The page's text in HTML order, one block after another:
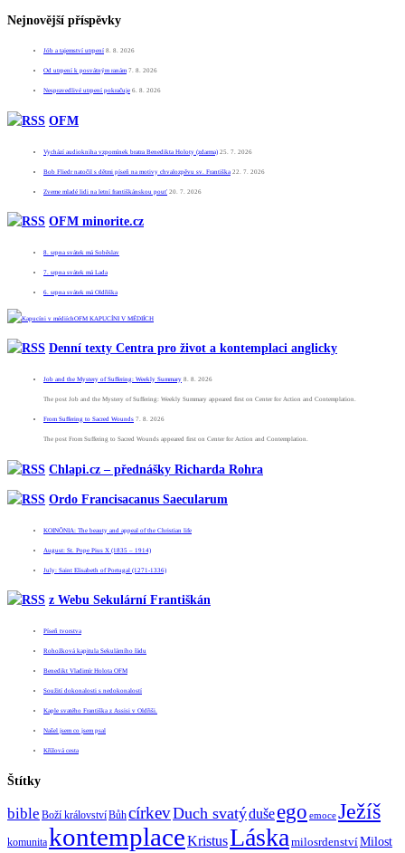
Nejnovější příspěvky
Jób a tajemství utrpení 8. 8. 2026
Od utrpení k posvátným ranám 7. 8. 2026
Nespravedlivé utrpení pokračuje 6. 8. 2026
OFM
Vychází audiokniha vzpomínek bratra Benedikta Holoty (zdarma) 25. 7. 2026
Bob Fliedr natočil s dětmi píseň na motivy chvalozpěvu sv. Františka 22. 7. 2026
Zveme mladé lidi na letní františkánskou pouť 20. 7. 2026
OFM minorite.cz
8. srpna svátek má Soběslav
7. srpna svátek má Lada
6. srpna svátek má Oldřiška
OFM KAPUCÍNI V MÉDIÍCH
Denní texty Centra pro život a kontemplaci anglicky
Job and the Mystery of Suffering: Weekly Summary 8. 8. 2026
The post Job and the Mystery of Suffering: Weekly Summary appeared first on Center for Action and Contemplation.
From Suffering to Sacred Wounds 7. 8. 2026
The post From Suffering to Sacred Wounds appeared first on Center for Action and Contemplation.
Chlapi.cz – přednášky Richarda Rohra
Ordo Francisacanus Saecularum
KOINÕNIA: The beauty and appeal of the Christian life
August: St. Pope Pius X (1835 – 1914)
July: Saint Elisabeth of Portugal (1271-1336)
z Webu Sekulární Františkán
Píseň tvorstva
Rohožková kapitula Sekulárního řádu
Benedikt Vladimír Holota OFM
Soužití dokonalosti s nedokonalostí
Kaple svatého Františka z Assisi v Oldřiši.
Našel jsem co jsem psal
Křížová cesta
Štítky
bible Boží královstvíBůhcírkevDuch svatýdušeego emoceJežíš
komunitakontemplaceKristusLáskamilosrdenstvíMilost